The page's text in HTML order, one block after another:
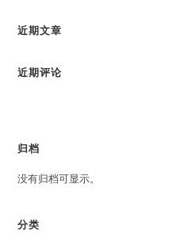
近期文章
近期评论
归档
没有归档可显示。
分类